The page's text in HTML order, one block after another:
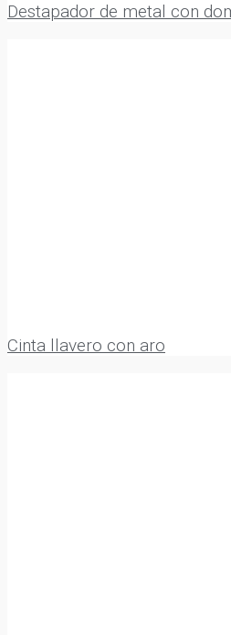
Destapador de metal con
Cinta llavero con aro